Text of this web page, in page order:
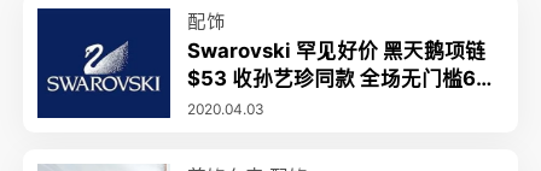
配饰
Swarovski 罕见好价 黑天鹅项链
$53 收孙艺珍同款 全场无门槛6折
＋免邮
2020.04.03